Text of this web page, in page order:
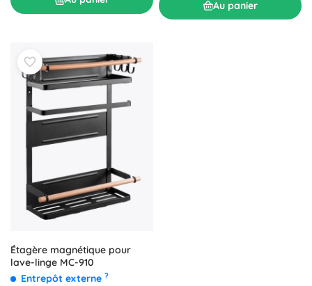
gagner du temps et de l’espace.
Au panier
Étagère magnétique pour
lave-linge MC-910
Entrepôt externe ?